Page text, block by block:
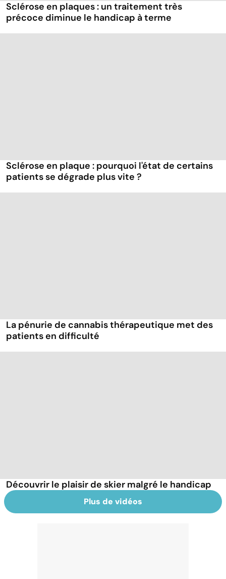
Sclérose en plaques : un traitement très
précoce diminue le handicap à terme
Sclérose en plaque : pourquoi l'état de certains
patients se dégrade plus vite ?
La pénurie de cannabis thérapeutique met des
patients en difficulté
Découvrir le plaisir de skier malgré le handicap
Plus de vidéos